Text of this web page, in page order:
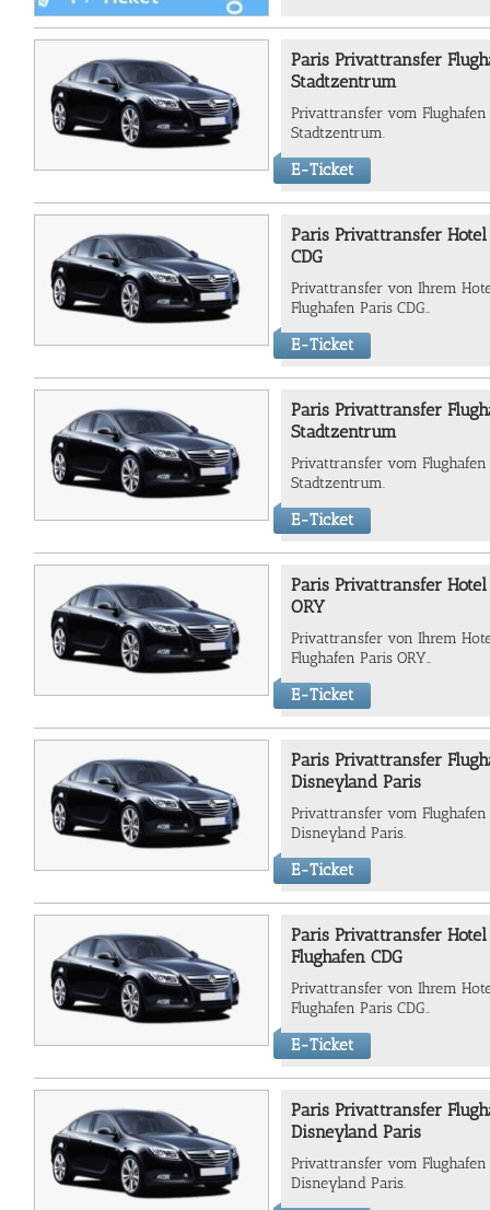
Paris Privattransfer
Stadtzentrum
Privattransfer vom
Stadtzentrum.
E-Ticket
Paris Privattransfer
CDG
Privattransfer von Ihrem
Flughafen Paris CDG..
E-Ticket
Paris Privattransfer
Stadtzentrum
Privattransfer vom
Stadtzentrum.
E-Ticket
Paris Privattransfer
ORY
Privattransfer von Ihrem
Flughafen Paris ORY..
E-Ticket
Paris Privattransfer
Disneyland Paris
Privattransfer vom
Disneyland Paris.
E-Ticket
Paris Privattransfer
Flughafen CDG
Privattransfer von Ihrem
Flughafen Paris CDG..
E-Ticket
Paris Privattransfer
Disneyland Paris
Privattransfer vom
Disneyland Paris.